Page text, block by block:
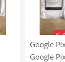
Google
Google